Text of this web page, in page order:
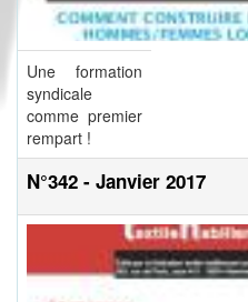
Une formation
syndicale
comme premier
rempart !
N°342 - Janvier 2017